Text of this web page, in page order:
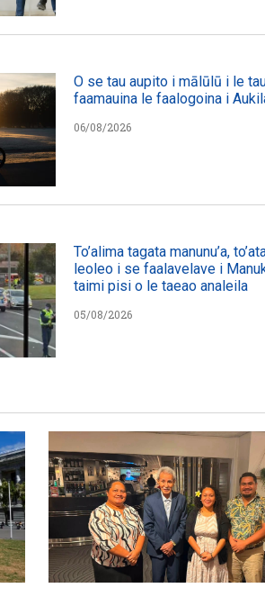
O se tau aupito i mālūlū i le
faamauina le faalogoina i
06/08/2026
To’alima tagata manunu’a,
leoleo i se faalavelave i
taimi pisi o le taeao analeila
05/08/2026